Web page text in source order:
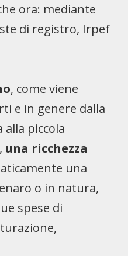
ora: mediante
di registro, Irpef
, come viene
e in genere dalla
piccola
una ricchezza
una
o in natura,
spese di